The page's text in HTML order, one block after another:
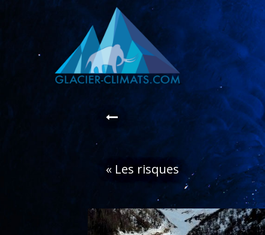
« Les risques